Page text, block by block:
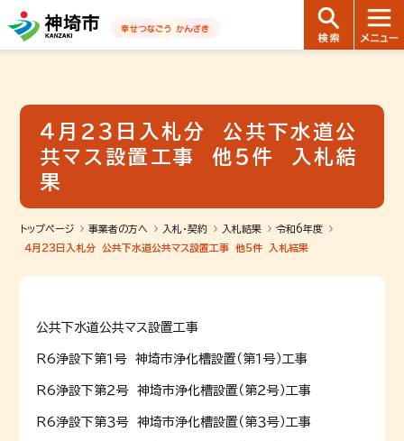
音声読み上げ用ナビゲーションです。
本文へ移動します
ページ最後（フッター）へ移動します
音声読み上げ用ナビゲーションはここまでです。
４月２３日入札分 公共下水道公
共マス設置工事 他５件 入札結
果
トップページ 事業者の方へ 入札・契約 入札結果
令和6年度
４月２３日入札分 公共下水道公共マス設置工事 他５件 入札結果
公共下水道公共マス設置工事
R6浄設下第１号 神埼市浄化槽設置（第１号）工事
R6浄設下第２号 神埼市浄化槽設置（第２号）工事
R6浄設下第３号 神埼市浄化槽設置（第３号）工事